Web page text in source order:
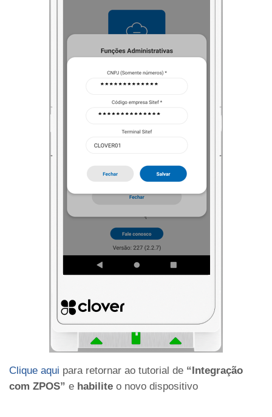
Clique aqui para retornar ao tutorial de “Integração
com ZPOS” e habilite o novo dispositivo